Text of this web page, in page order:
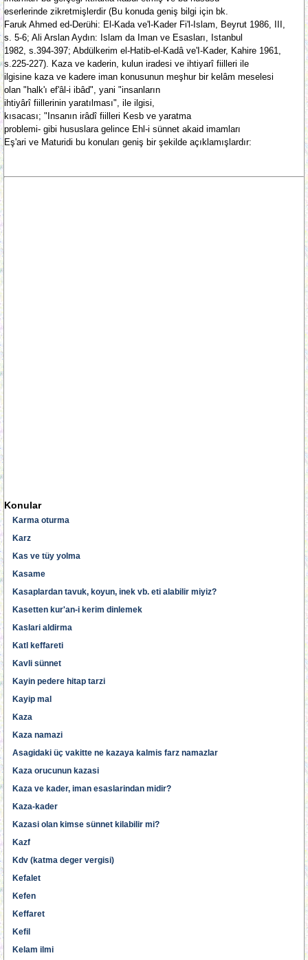
eserlerinde zikretmişlerdir (Bu konuda geniş bilgi için bk.
Faruk Ahmed ed-Derühi: El-Kada ve'l-Kader Fi'l-Islam, Beyrut 1986, III,
s. 5-6; Ali Arslan Aydın: Islam da Iman ve Esasları, Istanbul
1982, s.394-397; Abdülkerim el-Hatib-el-Kadâ ve'I-Kader, Kahire 1961,
s.225-227). Kaza ve kaderin, kulun iradesi ve ihtiyarî fiilleri ile
ilgisine kaza ve kadere iman konusunun meşhur bir kelâm meselesi
olan "halk'ı ef'âl-i ibâd", yani "insanların
ihtiyârî fiillerinin yaratılması", ile ilgisi,
kısacası; "Insanın irâdî fiilleri Kesb ve yaratma
problemi- gibi hususlara gelince Ehl-i sünnet akaid imamları
Eş'ari ve Maturidi bu konuları geniş bir şekilde açıklamışlardır:
Konular
Karma oturma
Karz
Kas ve tüy yolma
Kasame
Kasaplardan tavuk, koyun, inek vb. eti alabilir miyiz?
Kasetten kur'an-i kerim dinlemek
Kaslari aldirma
Katl keffareti
Kavli sünnet
Kayin pedere hitap tarzi
Kayip mal
Kaza
Kaza namazi
Asagidaki üç vakitte ne kazaya kalmis farz namazlar
Kaza orucunun kazasi
Kaza ve kader, iman esaslarindan midir?
Kaza-kader
Kazasi olan kimse sünnet kilabilir mi?
Kazf
Kdv (katma deger vergisi)
Kefalet
Kefen
Keffaret
Kefil
Kelam ilmi